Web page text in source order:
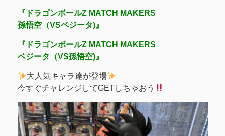
『ドラゴンボールZ MATCH MAKERS
孫悟空（VSベジータ)』
『ドラゴンボールZ MATCH MAKERS
ベジータ（VS孫悟空)』
大人気キャラ達が登場
今すぐチャレンジしてGETしちゃおう